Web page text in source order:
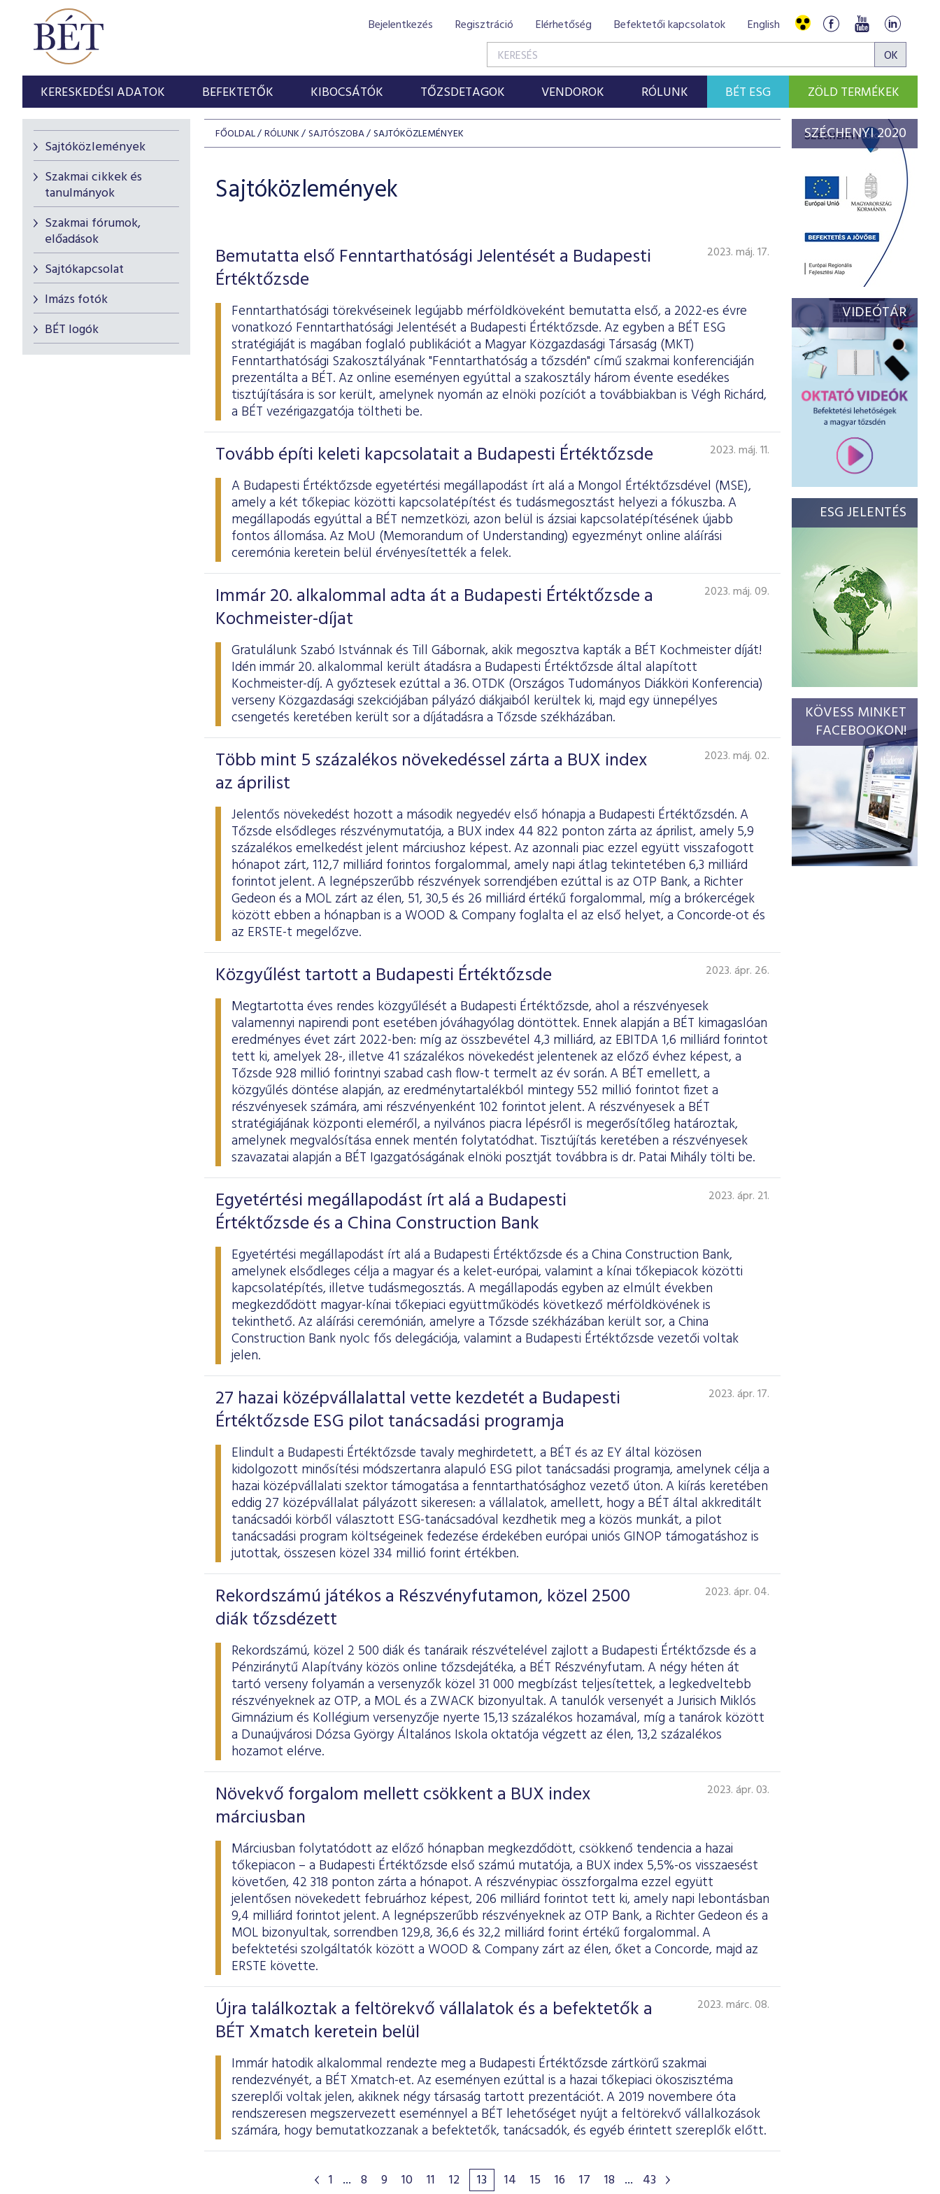
Bejelentkezés Regisztráció Elérhetőség Befektetői kapcsolatok English
KERESKEDÉSI ADATOK BEFEKTETŐK KIBOCSÁTÓK TŐZSDETAGOK VENDOROK RÓLUNK BÉT ESG ZÖLD TERMÉKEK
Sajtóközlemények
Szakmai cikkek és
tanulmányok
Szakmai fórumok,
előadások
Sajtókapcsolat
Imázs fotók
BÉT logók
FŐOLDAL RÓLUNK SAJTÓSZOBA SAJTÓKÖZLEMÉNYEK
Sajtóközlemények
Bemutatta első Fenntarthatósági Jelentését a Budapesti
Értéktőzsde
2023. máj. 17.
Fenntarthatósági törekvéseinek legújabb mérföldköveként bemutatta első, a 2022-es évre
vonatkozó Fenntarthatósági Jelentését a Budapesti Értéktőzsde. Az egyben a BÉT ESG
stratégiáját is magában foglaló publikációt a Magyar Közgazdasági Társaság (MKT)
Fenntarthatósági Szakosztályának "Fenntarthatóság a tőzsdén" című szakmai konferenciáján
prezentálta a BÉT. Az online eseményen egyúttal a szakosztály három évente esedékes
tisztújítására is sor került, amelynek nyomán az elnöki pozíciót a továbbiakban is Végh Richárd,
a BÉT vezérigazgatója töltheti be.
Tovább építi keleti kapcsolatait a Budapesti Értéktőzsde 2023. máj. 11.
A Budapesti Értéktőzsde egyetértési megállapodást írt alá a Mongol Értéktőzsdével (MSE),
amely a két tőkepiac közötti kapcsolatépítést és tudásmegosztást helyezi a fókuszba. A
megállapodás egyúttal a BÉT nemzetközi, azon belül is ázsiai kapcsolatépítésének újabb
fontos állomása. Az MoU (Memorandum of Understanding) egyezményt online aláírási
ceremónia keretein belül érvényesítették a felek.
Immár 20. alkalommal adta át a Budapesti Értéktőzsde a
Kochmeister-díjat
2023. máj. 09.
Gratulálunk Szabó Istvánnak és Till Gábornak, akik megosztva kapták a BÉT Kochmeister díját!
Idén immár 20. alkalommal került átadásra a Budapesti Értéktőzsde által alapított
Kochmeister-díj. A győztesek ezúttal a 36. OTDK (Országos Tudományos Diákköri Konferencia)
verseny Közgazdasági szekciójában pályázó diákjaiból kerültek ki, majd egy ünnepélyes
csengetés keretében került sor a díjátadásra a Tőzsde székházában.
Több mint 5 százalékos növekedéssel zárta a BUX index
az áprilist
2023. máj. 02.
Jelentős növekedést hozott a második negyedév első hónapja a Budapesti Értéktőzsdén. A
Tőzsde elsődleges részvénymutatója, a BUX index 44 822 ponton zárta az áprilist, amely 5,9
százalékos emelkedést jelent márciushoz képest. Az azonnali piac ezzel együtt visszafogott
hónapot zárt, 112,7 milliárd forintos forgalommal, amely napi átlag tekintetében 6,3 milliárd
forintot jelent. A legnépszerűbb részvények sorrendjében ezúttal is az OTP Bank, a Richter
Gedeon és a MOL zárt az élen, 51, 30,5 és 26 milliárd értékű forgalommal, míg a brókercégek
között ebben a hónapban is a WOOD & Company foglalta el az első helyet, a Concorde-ot és
az ERSTE-t megelőzve.
Közgyűlést tartott a Budapesti Értéktőzsde 2023. ápr. 26.
Megtartotta éves rendes közgyűlését a Budapesti Értéktőzsde, ahol a részvényesek
valamennyi napirendi pont esetében jóváhagyólag döntöttek. Ennek alapján a BÉT kimagaslóan
eredményes évet zárt 2022-ben: míg az összbevétel 4,3 milliárd, az EBITDA 1,6 milliárd forintot
tett ki, amelyek 28-, illetve 41 százalékos növekedést jelentenek az előző évhez képest, a
Tőzsde 928 millió forintnyi szabad cash flow-t termelt az év során. A BÉT emellett, a
közgyűlés döntése alapján, az eredménytartalékból mintegy 552 millió forintot fizet a
részvényesek számára, ami részvényenként 102 forintot jelent. A részvényesek a BÉT
stratégiájának központi eleméről, a nyilvános piacra lépésről is megerősítőleg határoztak,
amelynek megvalósítása ennek mentén folytatódhat. Tisztújítás keretében a részvényesek
szavazatai alapján a BÉT Igazgatóságának elnöki posztját továbbra is dr. Patai Mihály tölti be.
Egyetértési megállapodást írt alá a Budapesti
Értéktőzsde és a China Construction Bank
2023. ápr. 21.
Egyetértési megállapodást írt alá a Budapesti Értéktőzsde és a China Construction Bank,
amelynek elsődleges célja a magyar és a kelet-európai, valamint a kínai tőkepiacok közötti
kapcsolatépítés, illetve tudásmegosztás. A megállapodás egyben az elmúlt években
megkezdődött magyar-kínai tőkepiaci együttműködés következő mérföldkövének is
tekinthető. Az aláírási ceremónián, amelyre a Tőzsde székházában került sor, a China
Construction Bank nyolc fős delegációja, valamint a Budapesti Értéktőzsde vezetői voltak
jelen.
27 hazai középvállalattal vette kezdetét a Budapesti
Értéktőzsde ESG pilot tanácsadási programja
2023. ápr. 17.
Elindult a Budapesti Értéktőzsde tavaly meghirdetett, a BÉT és az EY által közösen
kidolgozott minősítési módszertanra alapuló ESG pilot tanácsadási programja, amelynek célja a
hazai középvállalati szektor támogatása a fenntarthatósághoz vezető úton. A kiírás keretében
eddig 27 középvállalat pályázott sikeresen: a vállalatok, amellett, hogy a BÉT által akkreditált
tanácsadói körből választott ESG-tanácsadóval kezdhetik meg a közös munkát, a pilot
tanácsadási program költségeinek fedezése érdekében európai uniós GINOP támogatáshoz is
jutottak, összesen közel 334 millió forint értékben.
Rekordszámú játékos a Részvényfutamon, közel 2500
diák tőzsdézett
2023. ápr. 04.
Rekordszámú, közel 2 500 diák és tanáraik részvételével zajlott a Budapesti Értéktőzsde és a
Pénziránytű Alapítvány közös online tőzsdejátéka, a BÉT Részvényfutam. A négy héten át
tartó verseny folyamán a versenyzők közel 31 000 megbízást teljesítettek, a legkedveltebb
részvényeknek az OTP, a MOL és a ZWACK bizonyultak. A tanulók versenyét a Jurisich Miklós
Gimnázium és Kollégium versenyzője nyerte 15,13 százalékos hozamával, míg a tanárok között
a Dunaújvárosi Dózsa György Általános Iskola oktatója végzett az élen, 13,2 százalékos
hozamot elérve.
Növekvő forgalom mellett csökkent a BUX index
márciusban
2023. ápr. 03.
Márciusban folytatódott az előző hónapban megkezdődött, csökkenő tendencia a hazai
tőkepiacon – a Budapesti Értéktőzsde első számú mutatója, a BUX index 5,5%-os visszaesést
követően, 42 318 ponton zárta a hónapot. A részvénypiac összforgalma ezzel együtt
jelentősen növekedett februárhoz képest, 206 milliárd forintot tett ki, amely napi lebontásban
9,4 milliárd forintot jelent. A legnépszerűbb részvényeknek az OTP Bank, a Richter Gedeon és a
MOL bizonyultak, sorrendben 129,8, 36,6 és 32,2 milliárd forint értékű forgalommal. A
befektetési szolgáltatók között a WOOD & Company zárt az élen, őket a Concorde, majd az
ERSTE követte.
Újra találkoztak a feltörekvő vállalatok és a befektetők a
BÉT Xmatch keretein belül
2023. márc. 08.
Immár hatodik alkalommal rendezte meg a Budapesti Értéktőzsde zártkörű szakmai
rendezvényét, a BÉT Xmatch-et. Az eseményen ezúttal is a hazai tőkepiaci ökoszisztéma
szereplői voltak jelen, akiknek négy társaság tartott prezentációt. A 2019 novembere óta
rendszeresen megszervezett eseménnyel a BÉT lehetőséget nyújt a feltörekvő vállalkozások
számára, hogy bemutatkozzanak a befektetők, tanácsadók, és egyéb érintett szereplők előtt.
1 ... 8 9 10 11 12 13 14 15 16 17 18 ... 43
SZÉCHENYI 2020
VIDEÓTÁR
ESG JELENTÉS
KÖVESS MINKET
FACEBOOKON!